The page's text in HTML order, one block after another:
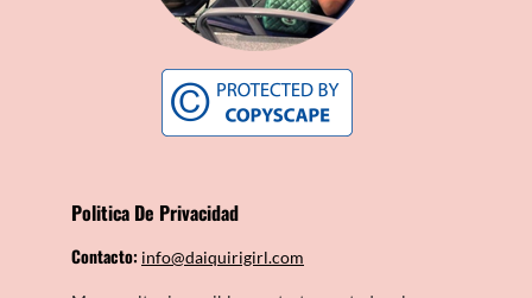
Politica De Privacidad
Contacto: info@daiquirigirl.com